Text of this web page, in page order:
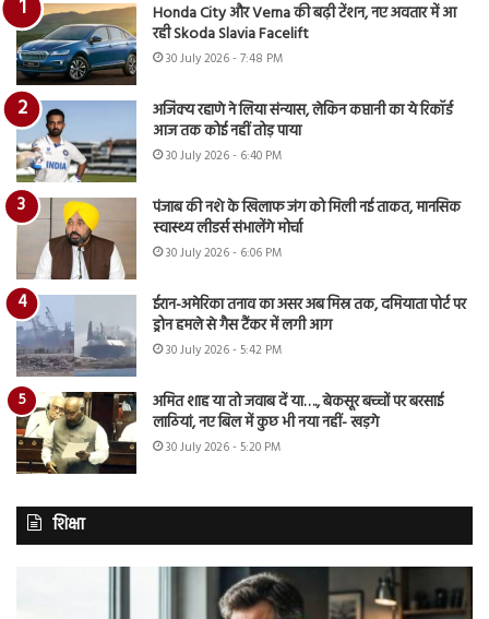
Honda City और Verna की बढ़ी टेंशन, नए अवतार में आ
रही Skoda Slavia Facelift
30 July 2026 - 7:48 PM
अजिंक्य रहाणे ने लिया संन्यास, लेकिन कप्तानी का ये रिकॉर्ड
आज तक कोई नहीं तोड़ पाया
30 July 2026 - 6:40 PM
पंजाब की नशे के खिलाफ जंग को मिली नई ताकत, मानसिक
स्वास्थ्य लीडर्स संभालेंगे मोर्चा
30 July 2026 - 6:06 PM
ईरान-अमेरिका तनाव का असर अब मिस्र तक, दमियाता पोर्ट पर
ड्रोन हमले से गैस टैंकर में लगी आग
30 July 2026 - 5:42 PM
अमित शाह या तो जवाब दें या…., बेकसूर बच्चों पर बरसाई
लाठियां, नए बिल में कुछ भी नया नहीं- खड़गे
30 July 2026 - 5:20 PM
शिक्षा